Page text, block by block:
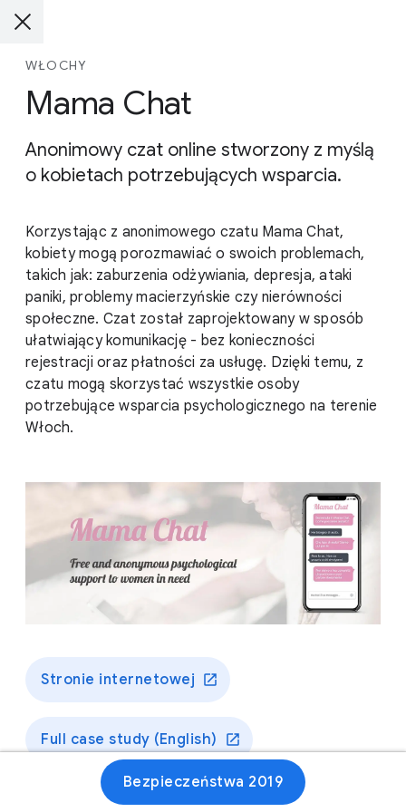
WŁOCHY
Mama Chat
Anonimowy czat online stworzony z myślą
o kobietach potrzebujących wsparcia.
Korzystając z anonimowego czatu Mama Chat,
kobiety mogą porozmawiać o swoich problemach,
takich jak: zaburzenia odżywiania, depresja, ataki
paniki, problemy macierzyńskie czy nierówności
społeczne. Czat został zaprojektowany w sposób
ułatwiający komunikację - bez konieczności
rejestracji oraz płatności za usługę. Dzięki temu, z
czatu mogą skorzystać wszystkie osoby
potrzebujące wsparcia psychologicznego na terenie
Włoch.
Stronie internetowej
Full case study (English)
Full case study (Italiano)
Bezpieczeństwa 2019